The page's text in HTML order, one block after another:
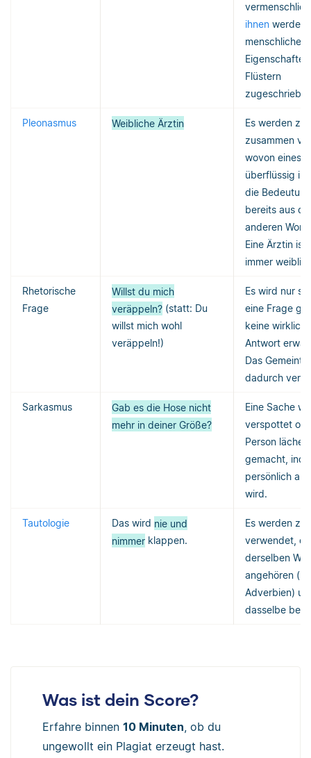
ihnen werden
menschliche
Flüstern
Pleonasmus Weibliche Ärztin
Es werden
zusammen
wovon eines
überflüssig
die
bereits aus
anderen Wort
Eine Ärztin ist
immer
Rhetorische
Frage
Willst du mich
veräppeln? (statt: Du
willst mich wohl
veräppeln!)
Es wird nur
eine Frage
keine wirkliche
Antwort
Das
dadurch
Sarkasmus
Gab es die Hose nicht
mehr in deiner Größe?
Eine Sache
verspottet
Person
gemacht,
persönlich
wird.
Tautologie Das wird nie und
nimmer klappen.
Es werden
verwendet,
derselben
angehören
Adverbien)
dasselbe
Was ist dein Score?
Erfahre binnen 10 Minuten, ob du
ungewollt ein Plagiat erzeugt hast.